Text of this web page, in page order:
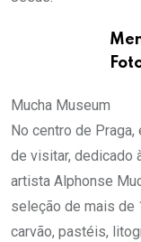
Mucha Museum
No centro de
de visitar, dedicado
artista Alphonse
seleção de mais de
carvão, pastéis,